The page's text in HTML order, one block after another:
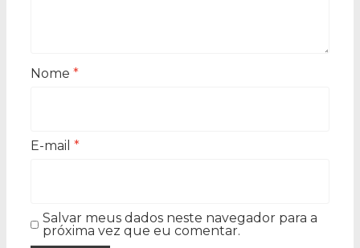
Nome *
E-mail *
Salvar meus dados neste navegador para a
próxima vez que eu comentar.